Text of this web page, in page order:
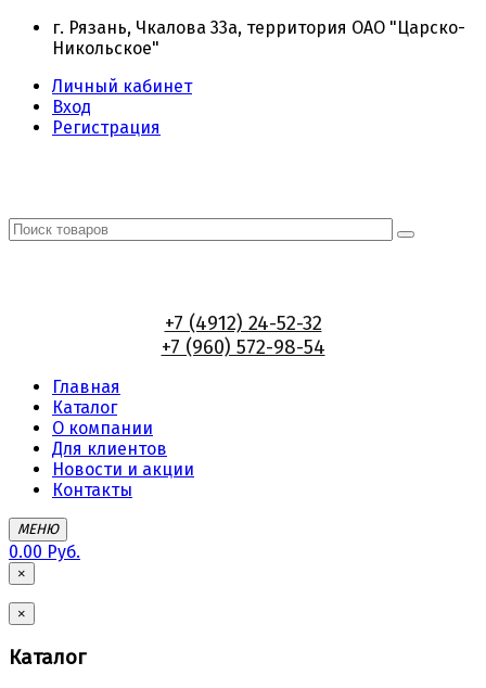
г. Рязань, Чкалова 33а, территория ОАО "Царско-
Никольское"
Личный кабинет
Вход
Регистрация
+7 (4912) 24-52-32
+7 (960) 572-98-54
Главная
Каталог
О компании
Для клиентов
Новости и акции
Контакты
МЕНЮ
0.00 Руб.
×
×
Каталог